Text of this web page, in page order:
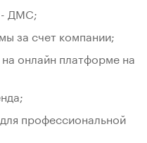
- ДМС;
за счет компании;
онлайн платформе на
профессиональной